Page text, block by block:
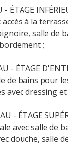
- ÉTAGE
à la
salle de
;
- ÉTAGE
de bains pour
avec dressing
- ÉTAGE
avec salle de
douche, salle